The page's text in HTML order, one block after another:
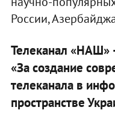
России,
Телеканал «НАШ»
«За создание
телеканала в
пространстве